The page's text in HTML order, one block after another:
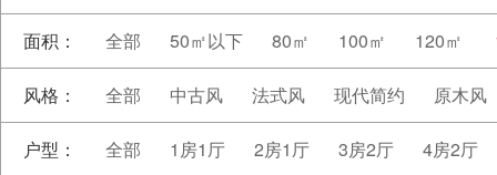
面积： 全部 50㎡以下 80㎡ 100㎡ 120㎡
风格： 全部 中古风 法式风 现代简约 原木风
户型： 全部 1房1厅 2房1厅 3房2厅 4房2厅